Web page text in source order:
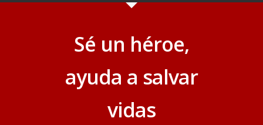
Sé un héroe,
ayuda a salvar
vidas